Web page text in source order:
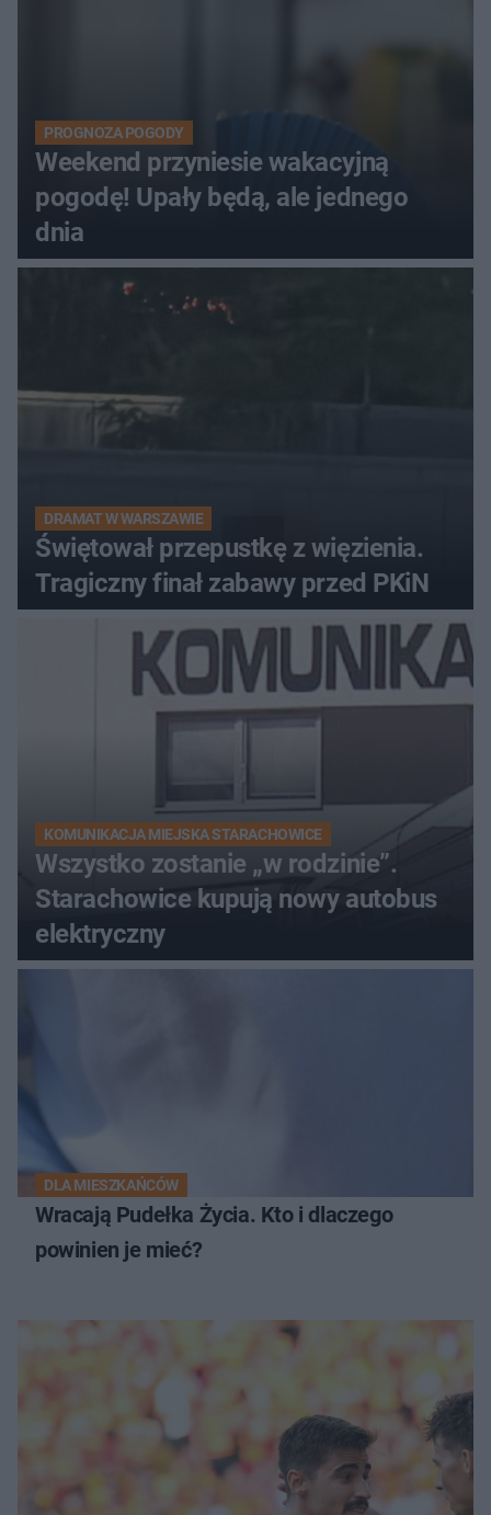
PROGNOZA POGODY
Weekend przyniesie wakacyjną
pogodę! Upały będą, ale jednego
dnia
DRAMAT W WARSZAWIE
Świętował przepustkę z więzienia.
Tragiczny finał zabawy przed PKiN
KOMUNIKACJA MIEJSKA STARACHOWICE
Wszystko zostanie „w rodzinie”.
Starachowice kupują nowy autobus
elektryczny
DLA MIESZKAŃCÓW
Wracają Pudełka Życia. Kto i dlaczego
powinien je mieć?